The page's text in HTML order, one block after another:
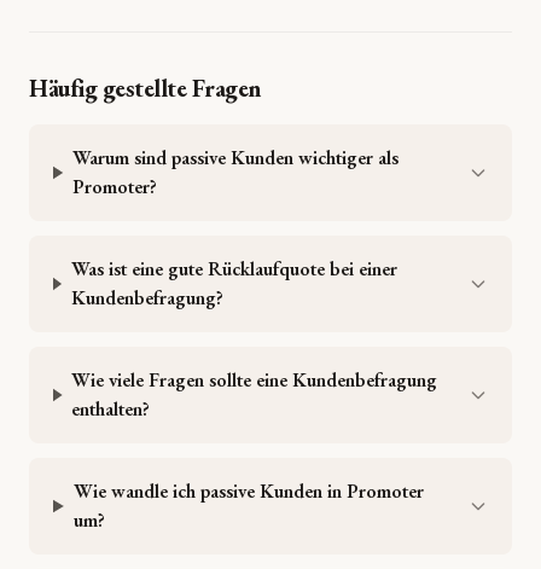
Häufig gestellte Fragen
Warum sind passive Kunden wichtiger als
Promoter?
Was ist eine gute Rücklaufquote bei einer
Kundenbefragung?
Wie viele Fragen sollte eine Kundenbefragung
enthalten?
Wie wandle ich passive Kunden in Promoter
um?